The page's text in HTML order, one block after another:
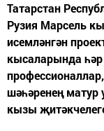
Татарстан
Рузия Марсель
исемләнгән
кысаларында һәр
шәһәренең
кызы